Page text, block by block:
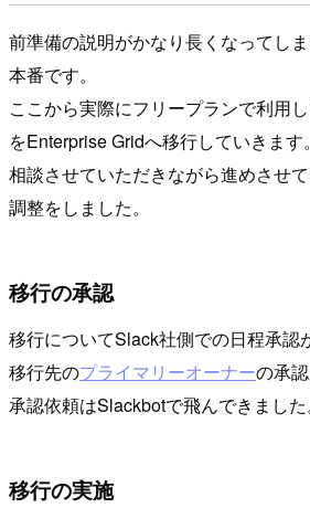
前準備の説明がかなり長くなってし
本番です。
ここから実際にフリープランで利用
をEnterprise Gridへ移行していきま
相談させていただきながら進めさせ
調整をしました。
移行の承認
移行についてSlack社側での日程承認
移行先のプライマリーオーナーの承
承認依頼はSlackbotで飛んできました
移行の実施